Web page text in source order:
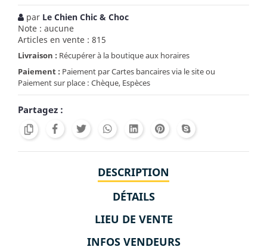
par Le Chien Chic & Choc
Note : aucune
Articles en vente : 815
Livraison : Récupérer à la boutique aux horaires
Paiement : Paiement par Cartes bancaires via le site ou
Paiement sur place : Chèque, Espèces
Partagez :
DESCRIPTION
DÉTAILS
LIEU DE VENTE
INFOS VENDEURS